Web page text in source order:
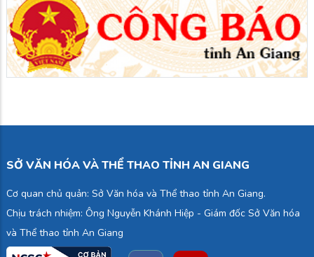
SỞ VĂN HÓA VÀ THỂ THAO TỈNH AN GIANG
Cơ quan chủ quản: Sở Văn hóa và Thể thao tỉnh An Giang.
Chịu trách nhiệm: Ông Nguyễn Khánh Hiệp - Giám đốc Sở Văn hóa
và Thể thao tỉnh An Giang